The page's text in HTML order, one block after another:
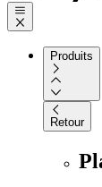
Produits
Retour